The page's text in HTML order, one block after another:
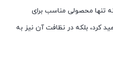
تنها محصولی مناسب برای
کرد، بلکه در نظافت آن نیز به